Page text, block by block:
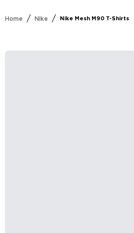
Home / Nike / Nike Mesh M90 T-Shirts